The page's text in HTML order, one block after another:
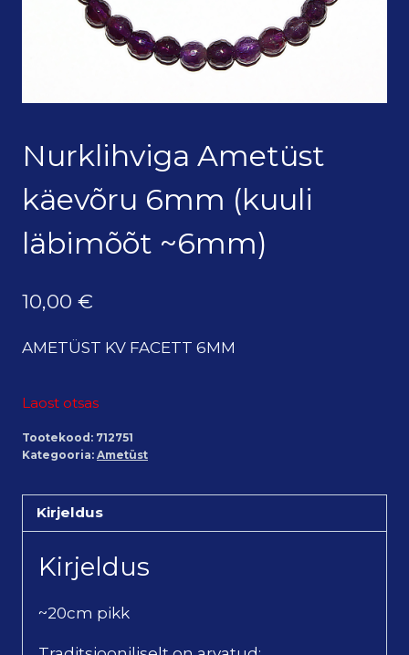
Nurklihviga Ametüst
käevõru 6mm (kuuli
läbimõõt ~6mm)
10,00 €
AMETÜST KV FACETT 6MM
Laost otsas
Tootekood: 712751
Kategooria: Ametüst
Kirjeldus
Kirjeldus
~20cm pikk